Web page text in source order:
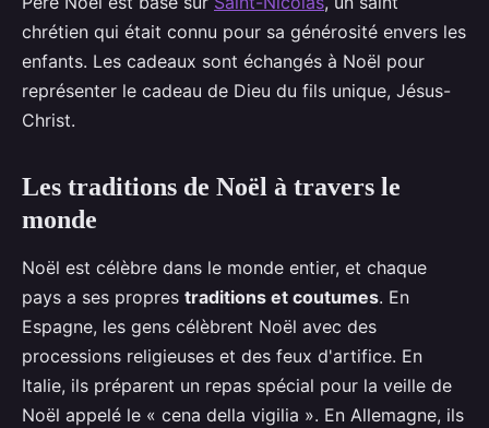
chrétien qui était connu pour sa générosité envers les
enfants. Les cadeaux sont échangés à Noël pour
représenter le cadeau de Dieu du fils unique, Jésus-
Christ.
Les traditions de Noël à travers le
monde
Noël est célèbre dans le monde entier, et chaque
pays a ses propres traditions et coutumes. En
Espagne, les gens célèbrent Noël avec des
processions religieuses et des feux d'artifice. En
Italie, ils préparent un repas spécial pour la veille de
Noël appelé le « cena della vigilia ». En Allemagne, ils